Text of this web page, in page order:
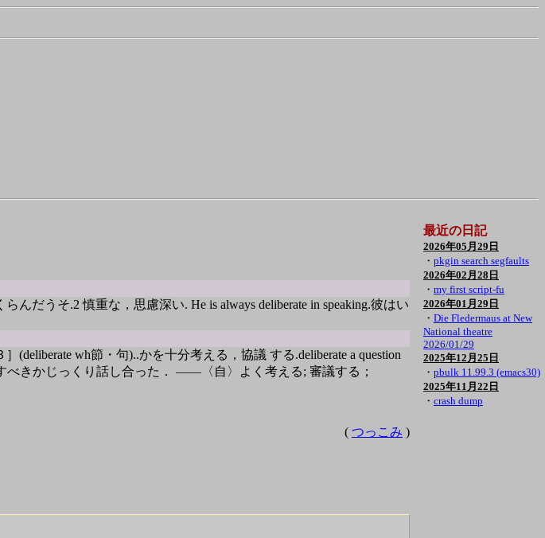
んだうそ.2 慎重な，思慮深い. He is always deliberate in speaking.彼はい
(deliberate wh節・句)..かを十分考える，協議 する.deliberate a question
べきかじっくり話し合った． ――〈自〉よく考える; 審議する；
( つっこみ )
最近の日記
2026年05月29日
・ pkgin search segfaults
2026年02月28日
・ my first script-fu
2026年01月29日
・ Die Fledermaus at New
National theatre
2026/01/29
2025年12月25日
・ pbulk 11.99.3 (emacs30)
2025年11月22日
・ crash dump